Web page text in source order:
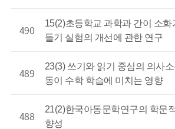
490
15(2)초등학교 과학과 간이 소화
들기 실험의 개선에 관한 연구
489
23(3) 쓰기와 읽기 중심의 의사
동이 수학 학습에 미치는 영향
488
21(2)한국아동문학연구의 학문
향성